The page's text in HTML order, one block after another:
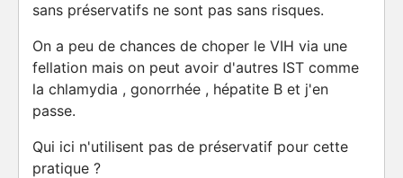
sans préservatifs ne sont pas sans risques.
On a peu de chances de choper le VIH via une
fellation mais on peut avoir d'autres IST comme
la chlamydia , gonorrhée , hépatite B et j'en
passe.
Qui ici n'utilisent pas de préservatif pour cette
pratique ?